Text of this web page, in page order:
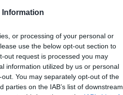
Information
or processing of your personal or
use the below opt-out section to
out request is processed you may
information utilized by us or personal
You may separately opt-out of the
on the IAB’s list of downstream
υπήρξε τα
κόμμα
δε